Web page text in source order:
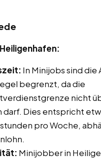
In Minijobs sind
begrenzt, da die
nicht
darf. Dies entspricht
pro Woche,
Minijobber in